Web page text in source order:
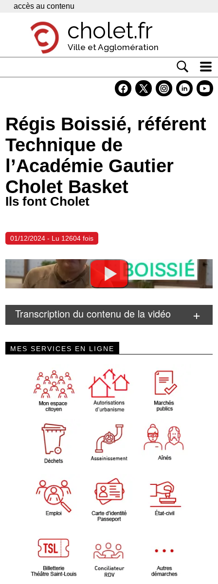
Panneau de gestion des cookies
accès au contenu
cholet.fr
Ville et Agglomération
Economie
Services
Contacts
Régis Boissié, référent
Technique de
l’Académie Gautier
Cholet Basket
Ils font Cholet
01/12/2024 - Lu 12604 fois
Transcription du contenu de la vidéo
MES SERVICES EN LIGNE